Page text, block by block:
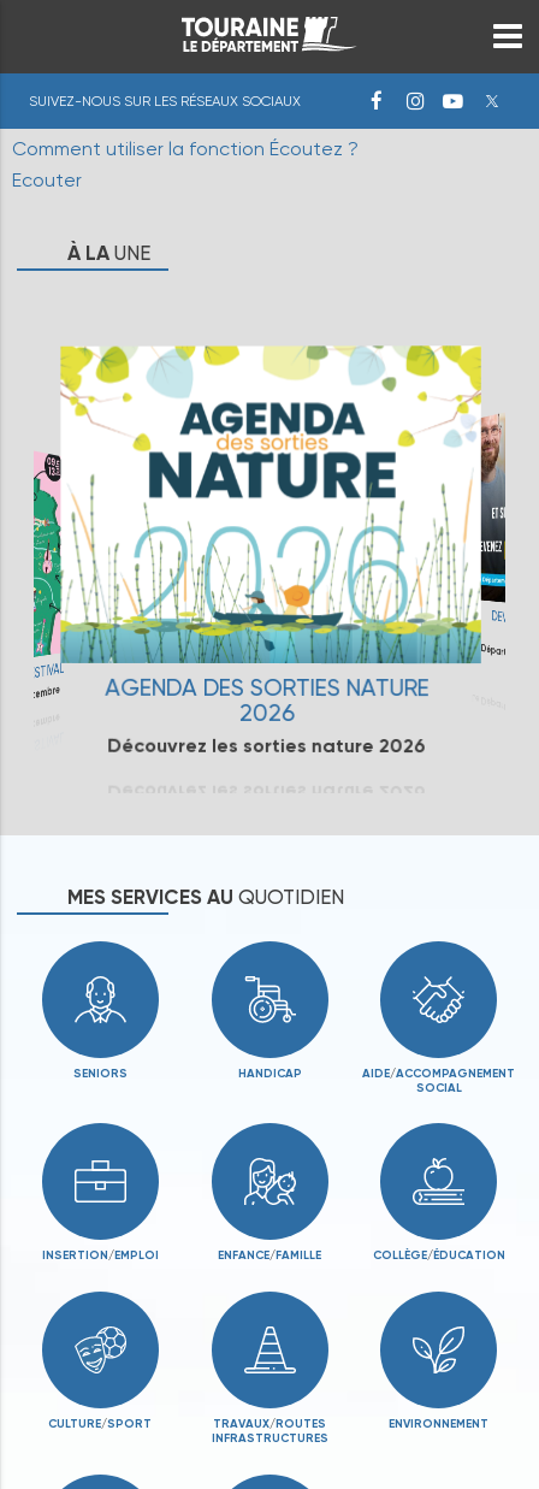
SUIVEZ-NOUS SUR LES RÉSEAUX SOCIAUX
Comment utiliser la fonction Écoutez ?
Ecouter
À LA UNE
AGENDA DES SORTIES NATURE
2026
Découvrez les sorties nature 2026
DEVENIR
Le
MES SERVICES AU QUOTIDIEN
SENIORS HANDICAP AIDE/ACCOMPAGNEMENT
SOCIAL
INSERTION/EMPLOI ENFANCE/FAMILLE COLLÈGE/ÉDUCATION
CULTURE/SPORT TRAVAUX/ROUTES
INFRASTRUCTURES
ENVIRONNEMENT